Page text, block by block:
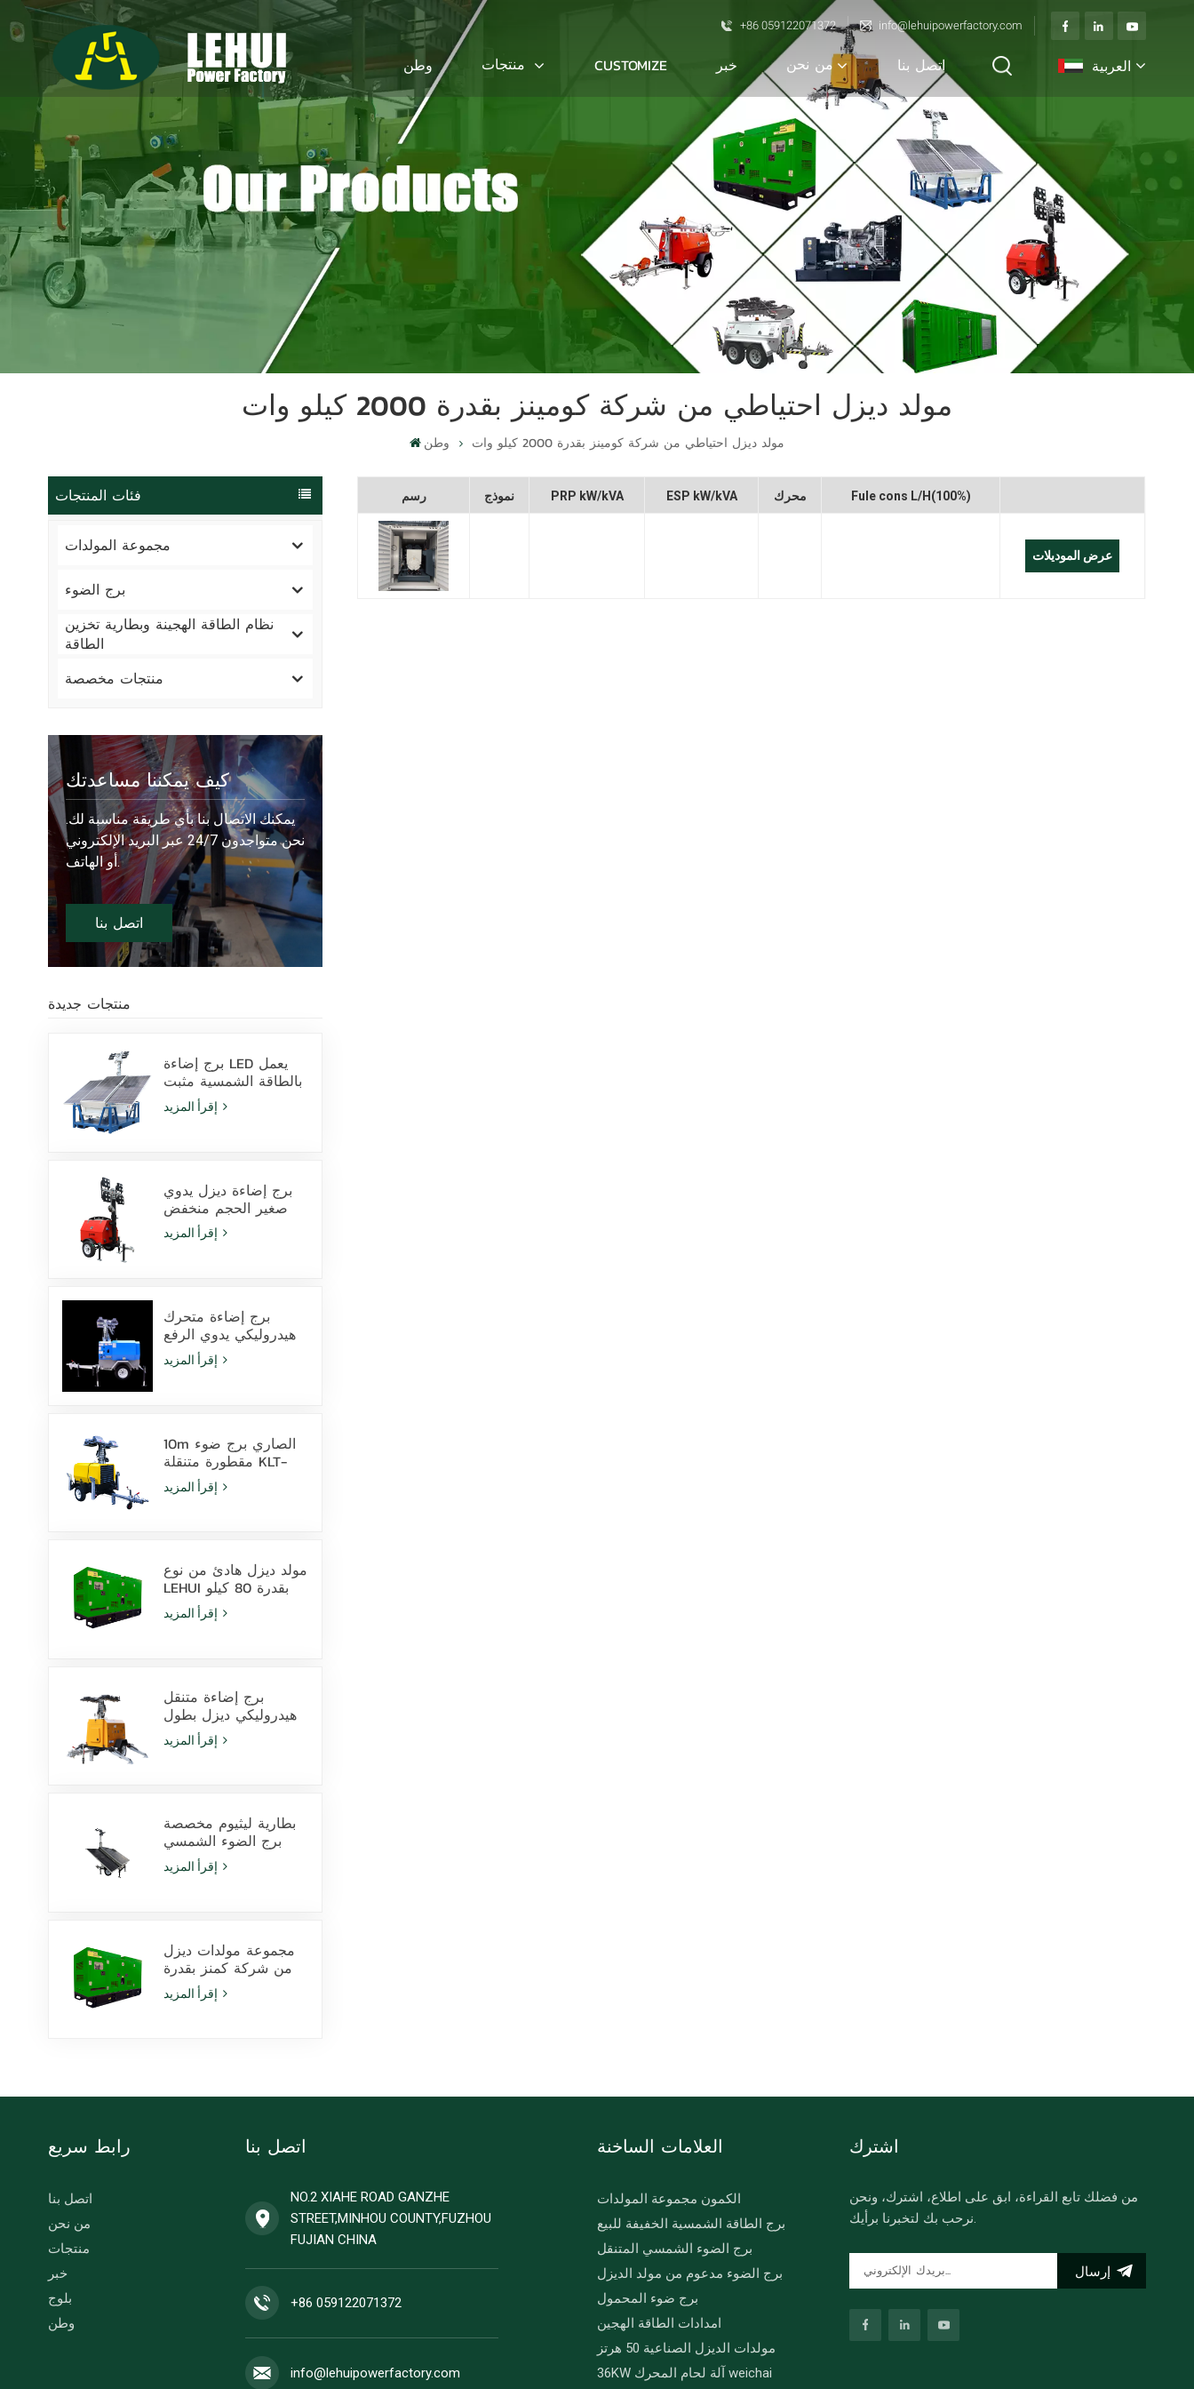
+86 059122071372 info@lehuipowerfactory.com
وطن CUSTOMIZE خبر من نحن اتصل بنا العربية
English
français
Deutsch
italiano
русский
español
مولد ديزل احتياطي من شركة كومينز بقدرة 2000 كيلو وات
وطن مولد ديزل احتياطي من شركة كومينز بقدرة 2000 كيلو وات
فئات المنتجات
مجموعة المولدات
برج الضوء
نظام الطاقة الهجينة وبطارية تخزين
الطاقة
منتجات مخصصة
كيف يمكننا مساعدتك
يمكنك الاتصال بنا بأي طريقة مناسبة لك.
نحن متواجدون 24/7 عبر البريد الإلكتروني
أو الهاتف.
اتصل بنا
منتجات جديدة
برج إضاءة LED يعمل
بالطاقة الشمسية مثبت
على قاعدة انزلاقية،
مزود بمصابيح LED
برج إضاءة ديزل يدوي
صغير الحجم منخفض
مصابيح هاليد معدنية
برج إضاءة متحرك
هيدروليكي يدوي الرفع
بارتفاع 9 أمتار مزود
بمصابيح LED ومصابيح
10m الصاري برج ضوء
مقطورة متنقلة KLT-
10000V المراقبة
مولد ديزل هادئ من نوع
LEHUI بقدرة 80 كيلو
فولت أمبير يعمل
بمحرك Cummins
برج إضاءة متنقل
هيدروليكي ديزل بطول
9 أمتار مزود بمصابيح
LED بقدرة 350 وات
بطارية ليثيوم مخصصة
برج الضوء الشمسي
600W مصابيح LED مع
انزلاق
مجموعة مولدات ديزل
من شركة كمنز بقدرة
425 كيلو فولت أمبير،
طراز 6ZTAA13-G2،
رسم نموذج PRP kW/kVA ESP kW/kVA محرك Fule cons L/H(100%)
عرض الموديلات
رابط سريع
اتصل بنا
من نحن
منتجات
خبر
بلوج
وطن
اتصل بنا
NO.2 XIAHE ROAD GANZHE
STREET,MINHOU COUNTY,FUZHOU
FUJIAN CHINA
+86 059122071372
info@lehuipowerfactory.com
العلامات الساخنة
الكمون مجموعة المولدات
برج الطاقة الشمسية الخفيفة للبيع
برج الضوء الشمسي المتنقل
برج الضوء مدعوم من مولد الديزل
برج ضوء المحمول
امدادات الطاقة الهجين
مولدات الديزل الصناعية 50 هرتز
36KW آلة لحام المحرك weichai
اشترك
من فضلك تابع القراءة، ابق على اطلاع، اشترك، ونحن
نرحب بك لتخبرنا برأيك.
إرسال